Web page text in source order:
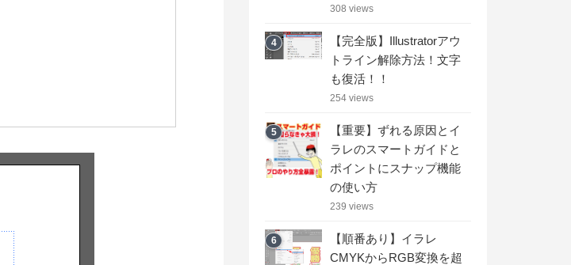
308 views
4
【完全版】Illustratorアウ
トライン解除方法！文字
も復活！！
254 views
5
【重要】ずれる原因とイ
ラレのスマートガイドと
ポイントにスナップ機能
の使い方
239 views
6
【順番あり】イラレ
CMYKからRGB変換を超